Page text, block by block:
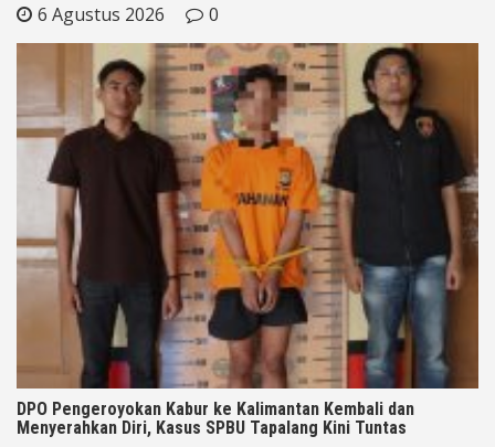
6 Agustus 2026 0
DPO Pengeroyokan Kabur ke Kalimantan Kembali dan
Menyerahkan Diri, Kasus SPBU Tapalang Kini Tuntas